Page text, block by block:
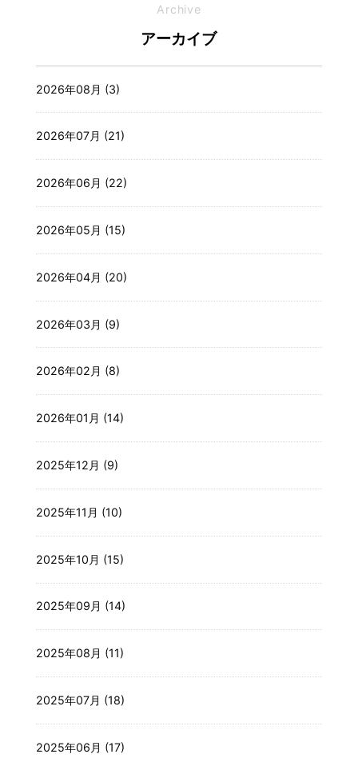
Archive
アーカイブ
2026年08月 (3)
2026年07月 (21)
2026年06月 (22)
2026年05月 (15)
2026年04月 (20)
2026年03月 (9)
2026年02月 (8)
2026年01月 (14)
2025年12月 (9)
2025年11月 (10)
2025年10月 (15)
2025年09月 (14)
2025年08月 (11)
2025年07月 (18)
2025年06月 (17)